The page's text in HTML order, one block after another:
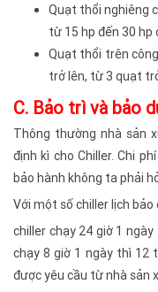
Quạt thổi nghiêng
từ 15 hp đến 30 hp
Quạt thổi trên
trở lên, từ 3 quạt
C. Bảo trì và bảo
Thông thường nhà sản
định kì cho Chiller. Chi
bảo hành không ta phải
Với một số chiller lịch bảo
chiller chạy 24 giờ 1
chạy 8 giờ 1 ngày thì 12
được yêu cầu từ nhà sản